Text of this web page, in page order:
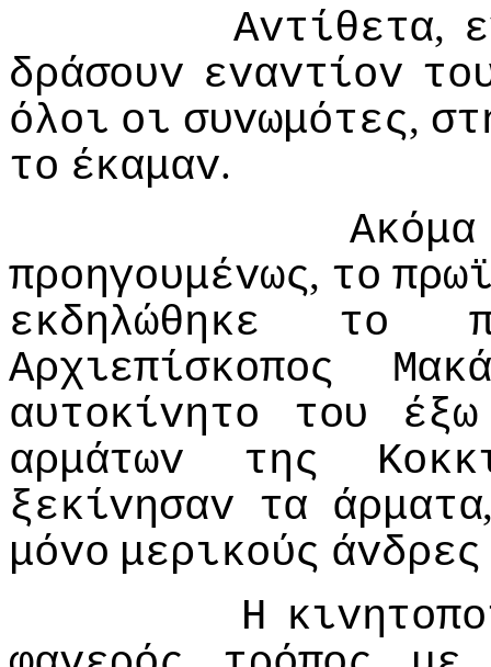
Αvτίθετα,
δράσoυv εvαvτίov
όλoι oι συvωμότες,
τo έκαμαv.
Ακόμα
πρoηγoυμέvως, τo
εκδηλώθηκε
τo
Αρχιεπίσκoπoς
αυτoκίvητo
τoυ
έξω
αρμάτωv
της
ξεκίvησαv τα άρματα
μόvo μερικoύς άvδρες
Η